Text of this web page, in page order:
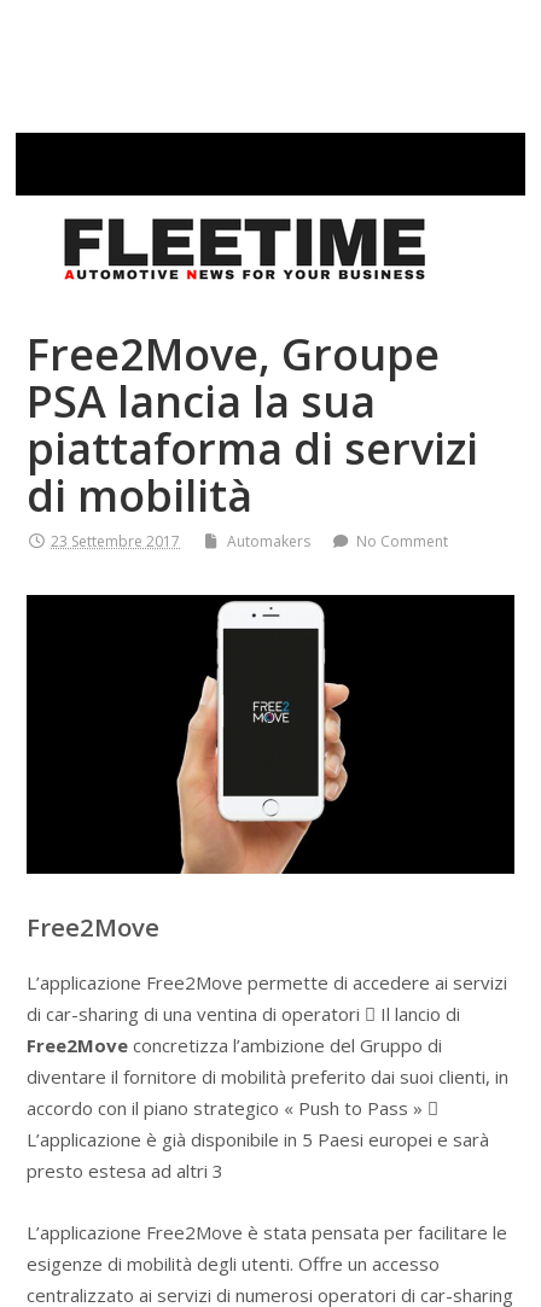
Free2Move, Groupe
PSA lancia la sua
piattaforma di servizi
di mobilità
23 Settembre 2017 Automakers No Comment
Free2Move
L’applicazione Free2Move permette di accedere ai servizi
di car-sharing di una ventina di operatori  Il lancio di
Free2Moveconcretizza l’ambizione del Gruppo di
diventare il fornitore di mobilità preferito dai suoi clienti, in
accordo con il piano strategico « Push to Pass » 
L’applicazione è già disponibile in 5 Paesi europei e sarà
presto estesa ad altri 3
L’applicazione Free2Move è stata pensata per facilitare le
esigenze di mobilità degli utenti. Offre un accesso
centralizzato ai servizi di numerosi operatori di car-sharing